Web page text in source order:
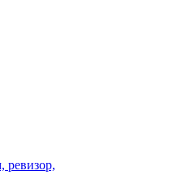
ревизор,